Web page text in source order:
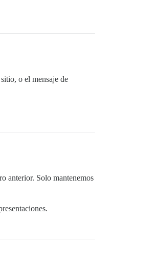
o el mensaje de
anterior. Solo mantenemos